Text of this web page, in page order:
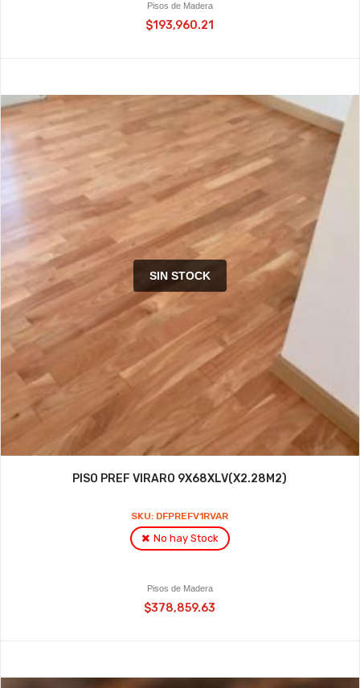
Pisos de Madera
$193,960.21
SIN STOCK
PISO PREF VIRARO 9X68XLV(X2.28M2)
SKU: DFPREFV1RVAR
No hay Stock
Pisos de Madera
$378,859.63